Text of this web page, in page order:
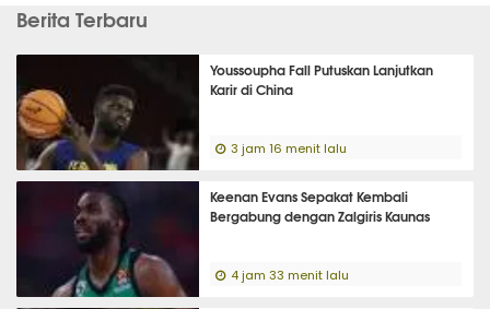
Berita Terbaru
Youssoupha Fall Putuskan Lanjutkan
Karir di China
3 jam 16 menit lalu
Keenan Evans Sepakat Kembali
Bergabung dengan Zalgiris Kaunas
4 jam 33 menit lalu